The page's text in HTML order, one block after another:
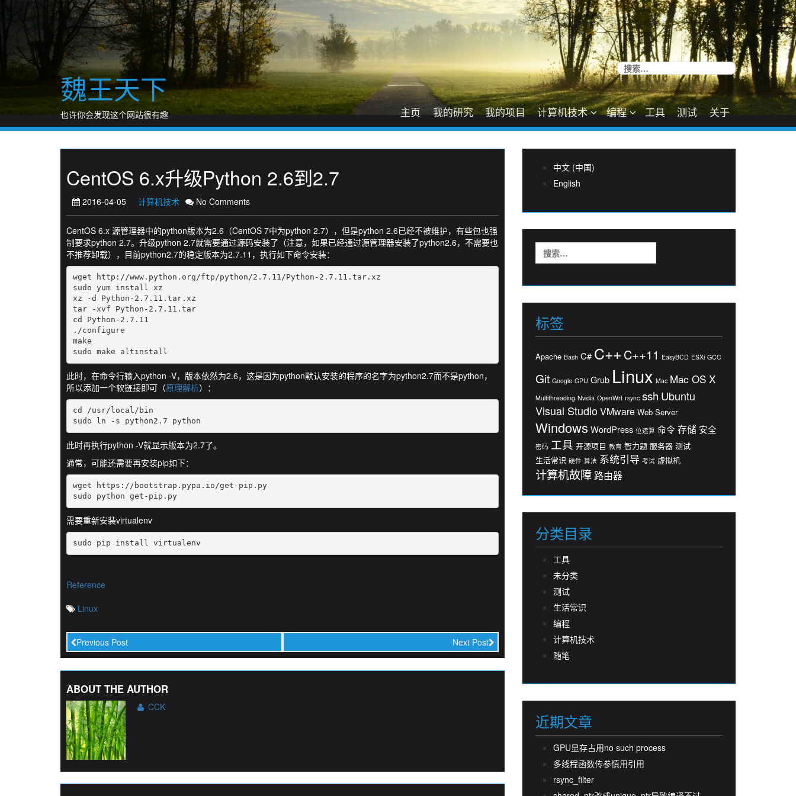
魏王天下
也许你会发现这个网站很有趣
搜
索：
主页 我的研究 我的项目 计算机技术 编程 工具 测试 关于
CentOS 6.x升级Python 2.6到2.7
2016-04-05 计算机技术 No Comments
CentOS 6.x 源管理器中的python版本为2.6（CentOS 7中为python 2.7），但是python 2.6已经不被维护，有些包也强
制要求python 2.7。升级python 2.7就需要通过源码安装了（注意，如果已经通过源管理器安装了python2.6，不需要也
不推荐卸载），目前python2.7的稳定版本为2.7.11，执行如下命令安装：
wget http://www.python.org/ftp/python/2.7.11/Python-2.7.11.tar.xz
sudo yum install xz
xz -d Python-2.7.11.tar.xz
tar -xvf Python-2.7.11.tar
cd Python-2.7.11
./configure
make
此时，在命令行输入python -V，版本依然为2.6，这是因为python默认安装的程序的名字为python2.7而不是python，
所以添加一个软链接即可（原理解析）：
cd /usr/local/bin
sudo ln -s python2.7 python
此时再执行python -V就显示版本为2.7了。
通常，可能还需要再安装pip如下：
wget https://bootstrap.pypa.io/get-pip.py
sudo python get-pip.py
需要重新安装virtualenv
sudo pip install virtualenv
Reference
Linux
Previous Post Next Post
ABOUT THE AUTHOR
CCK
中文 (中国)
English
索：
标签
Apache Bash C# C++ C++11 EasyBCD ESXi GCC
Git Google GPU Grub Linux Mac Mac OS X
Multithreading Nvidia OpenWrt rsync ssh Ubuntu
Visual StudioVMware Web Server
Windows WordPress 位运算 命令 存储 安全
密码 工具 开源项目 教育 智力题 服务器 测试
生活常识 硬件 算法 系统引导 考试 虚拟机
计算机故障 路由器
分类目录
工具
未分类
测试
生活常识
编程
计算机技术
随笔
近期文章
GPU显存占用no such process
多线程函数传参慎用引用
rsync_filter